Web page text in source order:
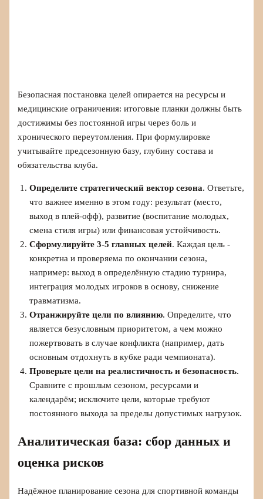
Безопасная постановка целей опирается на ресурсы и
медицинские ограничения: итоговые планки должны быть
достижимы без постоянной игры через боль и
хронического переутомления. При формулировке
учитывайте предсезонную базу, глубину состава и
обязательства клуба.
Определите стратегический вектор сезона. Ответьте,
что важнее именно в этом году: результат (место,
выход в плей-офф), развитие (воспитание молодых,
смена стиля игры) или финансовая устойчивость.
Сформулируйте 3-5 главных целей. Каждая цель -
конкретна и проверяема по окончании сезона,
например: выход в определённую стадию турнира,
интеграция молодых игроков в основу, снижение
травматизма.
Отранжируйте цели по влиянию. Определите, что
является безусловным приоритетом, а чем можно
пожертвовать в случае конфликта (например, дать
основным отдохнуть в кубке ради чемпионата).
Проверьте цели на реалистичность и безопасность.
Сравните с прошлым сезоном, ресурсами и
календарём; исключите цели, которые требуют
постоянного выхода за пределы допустимых нагрузок.
Аналитическая база: сбор данных и
оценка рисков
Надёжное планирование сезона для спортивной команды